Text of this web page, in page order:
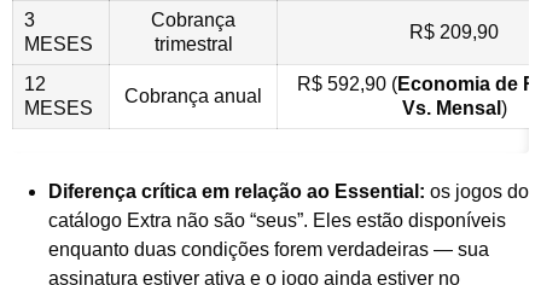
3
MESES
Cobrança
trimestral
R$ 209,90
12
MESES
Cobrança anual
R$ 592,90 (Economia de
Vs. Mensal )
Diferença crítica em relação ao Essential: os jogos do
catálogo Extra não são “seus”. Eles estão disponíveis
enquanto duas condições forem verdadeiras — sua
assinatura estiver ativa e o jogo ainda estiver no